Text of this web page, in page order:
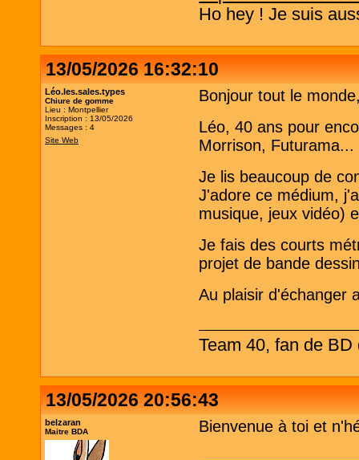
Ho hey ! Je suis
13/05/2026 16:32:10
Léo.les.sales.types
Chiure de gomme
Lieu : Montpellier
Inscription : 13/05/2026
Messages : 4
Site Web
Bonjour tout le
Léo, 40 ans pour
Morrison, Futurama...
Je lis beaucoup de
J'adore ce médium,
musique, jeux vidéo)
Je fais des courts
projet de bande
Au plaisir d'échanger
Team 40, fan de
13/05/2026 20:56:43
belzaran
Maitre BDA Bienvenue à toi et